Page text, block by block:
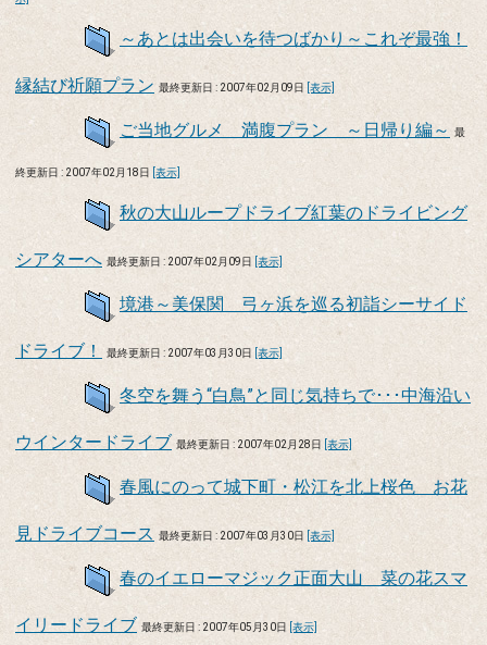
～あとは出会いを待つばかり～これぞ最強！
縁結び祈願プラン 最終更新日 : 2007年02月09日 [表示]
ご当地グルメ 満腹プラン ～日帰り編～ 最
終更新日 : 2007年02月18日 [表示]
秋の大山ループドライブ紅葉のドライビング
シアターへ 最終更新日 : 2007年02月09日 [表示]
境港～美保関 弓ヶ浜を巡る初詣シーサイド
ドライブ！ 最終更新日 : 2007年03月30日 [表示]
冬空を舞う“白鳥”と同じ気持ちで･･･中海沿い
ウインタードライブ 最終更新日 : 2007年02月28日 [表示]
春風にのって城下町・松江を北上桜色 お花
見ドライブコース 最終更新日 : 2007年03月30日 [表示]
春のイエローマジック正面大山 菜の花スマ
イリードライブ 最終更新日 : 2007年05月30日 [表示]